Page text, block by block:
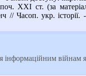
ст. (за
// Часоп. укр.
війнам